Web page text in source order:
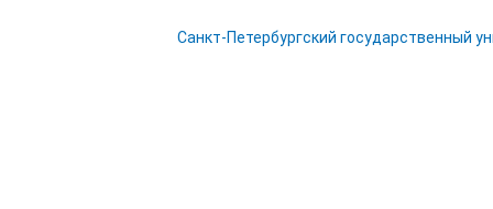
Санкт-Петербургский государственный